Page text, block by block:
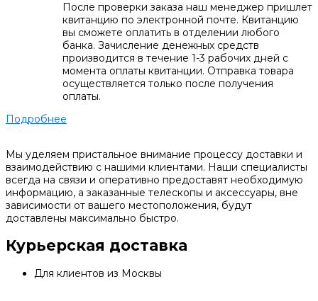
После проверки заказа наш менеджер пришлет
квитанцию по электронной почте. Квитанцию
вы сможете оплатить в отделении любого
банка. Зачисление денежных средств
производится в течение 1-3 рабочих дней с
момента оплаты квитанции. Отправка товара
осуществляется только после получения
оплаты.
Подробнее
Мы уделяем пристальное внимание процессу доставки и
взаимодействию с нашими клиентами. Наши специалисты
всегда на связи и оперативно предоставят необходимую
информацию, а заказанные телескопы и аксессуары, вне
зависимости от вашего местоположения, будут
доставлены максимально быстро.
Курьерская доставка
Для клиентов из Москвы